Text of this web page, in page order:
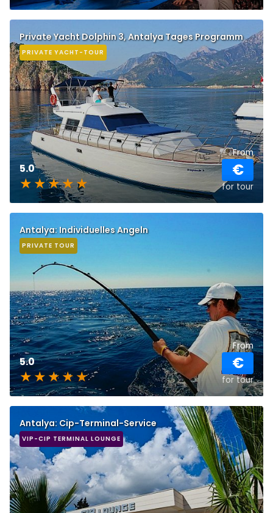
Private Yacht Dolphin 3, Antalya Tages Programm
PRIVATE YACHT-TOUR
5.0
From
€
for tour
Antalya: Individuelles Angeln
PRIVATE TOUR
5.0
From
€
for tour
Antalya: Cip-Terminal-Service
VIP-CIP TERMINAL LOUNGE